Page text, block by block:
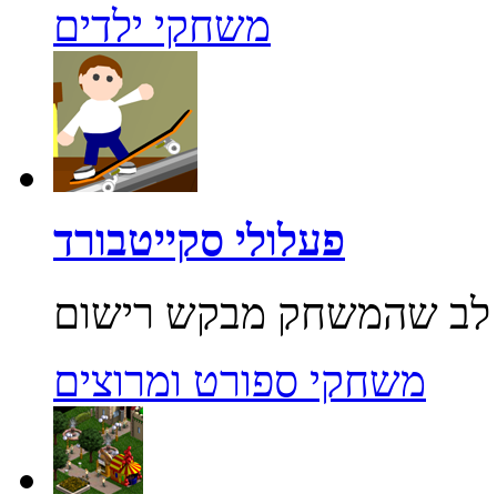
משחקי ילדים
פעלולי סקייטבורד
משחקי ספורט ומרוצים